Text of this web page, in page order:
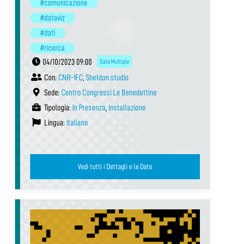
#comunicazione
#dataviz
#dati
#ricerca
04/10/2023 09:00
Date Multiple
Con: CNR-IFC, Sheldon.studio
Sede: Centro Congressi Le Benedettine
Tipologia: In Presenza, Installazione
Lingua: Italiano
Vedi tutti i Dettagli e le Date